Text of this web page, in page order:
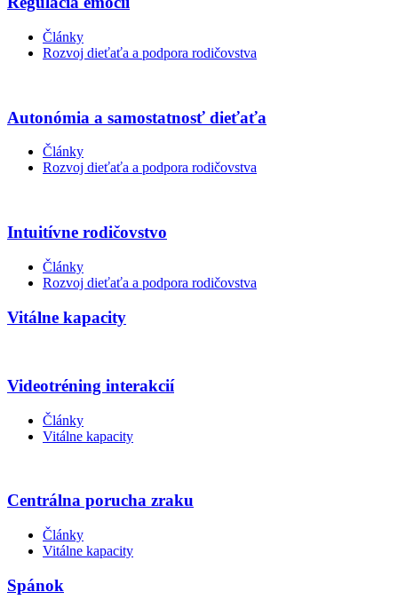
Články
Rozvoj dieťaťa a podpora rodičovstva
Autonómia a samostatnosť dieťaťa
Články
Rozvoj dieťaťa a podpora rodičovstva
Intuitívne rodičovstvo
Články
Rozvoj dieťaťa a podpora rodičovstva
Vitálne kapacity
Videotréning interakcií
Články
Vitálne kapacity
Centrálna porucha zraku
Články
Vitálne kapacity
Spánok